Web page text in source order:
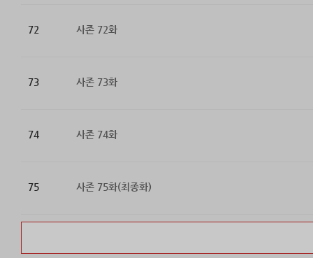
72 사존 72화
73 사존 73화
74 사존 74화
75 사존 75화(최종화)